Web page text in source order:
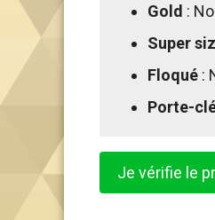
Gold :
Super
Floqué :
Porte-
Je vérifie le